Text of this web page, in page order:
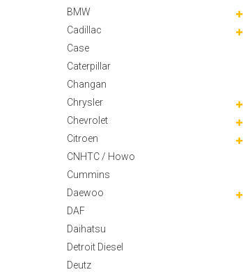
BMW
Cadillac
Case
Caterpillar
Changan
Chrysler
Chevrolet
Citroen
CNHTC / Howo
Cummins
Daewoo
DAF
Daihatsu
Detroit Diesel
Deutz